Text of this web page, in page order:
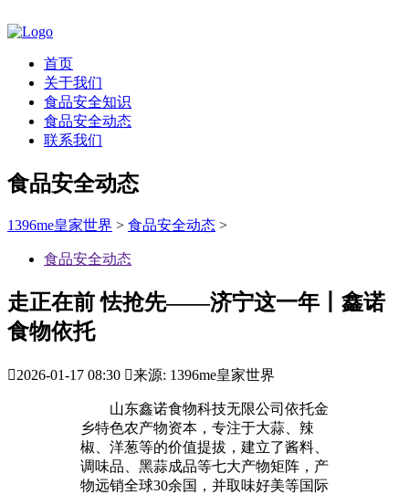
首页
关于我们
食品安全知识
食品安全动态
联系我们
食品安全动态
1396me皇家世界 > 食品安全动态 >
食品安全动态
走正在前 怯抢先——济宁这一年丨鑫诺
食物依托
2026-01-17 08:30 来源: 1396me皇家世界
山东鑫诺食物科技无限公司依托金
乡特色农产物资本，专注于大蒜、辣
椒、洋葱等的价值提拔，建立了酱料、
调味品、黑蒜成品等七大产物矩阵，产
物远销全球30余国，并取味好美等国际